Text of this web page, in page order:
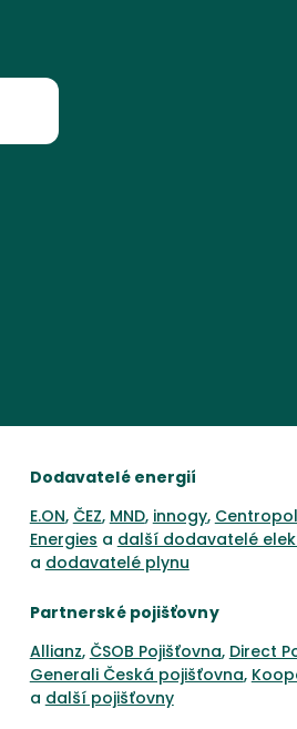
Dodavatelé energií
E.ON, ČEZ, MND, innogy, Centropol
Energies a další dodavatelé
a dodavatelé plynu
Partnerské pojišťovny
Allianz, ČSOB Pojišťovna, Direct
Generali Česká pojišťovna,
a další pojišťovny